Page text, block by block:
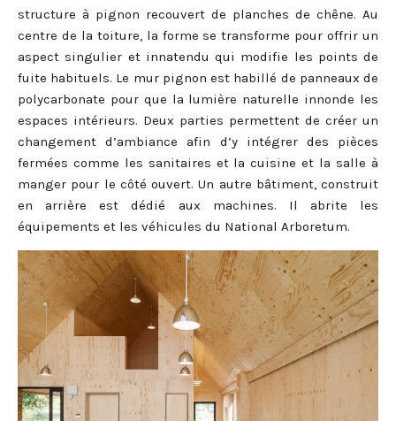
structure à pignon recouvert de planches de chêne. Au
centre de la toiture, la forme se transforme pour offrir un
aspect singulier et innatendu qui modifie les points de
fuite habituels. Le mur pignon est habillé de panneaux de
polycarbonate pour que la lumière naturelle innonde les
espaces intérieurs. Deux parties permettent de créer un
changement d’ambiance afin d’y intégrer des pièces
fermées comme les sanitaires et la cuisine et la salle à
manger pour le côté ouvert. Un autre bâtiment, construit
en arrière est dédié aux machines. Il abrite les
équipements et les véhicules du National Arboretum.